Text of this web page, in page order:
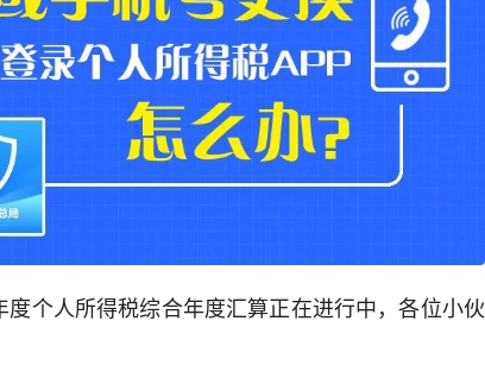
个人所得税综合年度汇算正在进行中，各位小伙